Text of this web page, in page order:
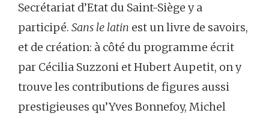
Secrétariat d’Etat du Saint-Siège y a
participé. Sans le latin est un livre de savoirs,
et de création: à côté du programme écrit
par Cécilia Suzzoni et Hubert Aupetit, on y
trouve les contributions de figures aussi
prestigieuses qu’Yves Bonnefoy, Michel